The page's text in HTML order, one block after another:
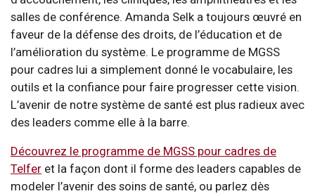
salles de conférence. Amanda Selk a toujours œuvré en
faveur de la défense des droits, de l’éducation et de
l’amélioration du système. Le programme de MGSS
pour cadres lui a simplement donné le vocabulaire, les
outils et la confiance pour faire progresser cette vision.
L’avenir de notre système de santé est plus radieux avec
des leaders comme elle à la barre.
Découvrez le programme de MGSS pour cadres de
Telfer et la façon dont il forme des leaders capables de
modeler l’avenir des soins de santé, ou parlez dès